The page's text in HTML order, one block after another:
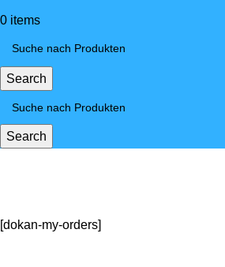
0 items
Search
Search
[dokan-my-orders]